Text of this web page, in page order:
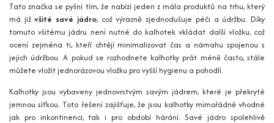
Tato značka se pyšní tím, že nabízí jeden z mála produktů na trhu, který
má jižvšité savé jádro, což výrazně zjednodušuje péči a údržbu. Díky
tomuto všitému jádru není nutné do kalhotek vkládat další vložku, což
ocení zejména ti, kteří chtějí minimalizovat čas a námahu spojenou s
jejich údržbou. A pokud se rozhodnete kalhotky prát méně často, stále
můžete vložit jednorázovou vložku pro vyšší hygienu a pohodlí.
Kalhotky jsou vybaveny jednovrstvým savým jádrem, které je překryté
jemnou síťkou. Toto řešení zajišťuje, že jsou kalhotky mimořádně vhodné
jak pro inkontinenci, tak i pro období hárání. Savé jádro spolehlivě